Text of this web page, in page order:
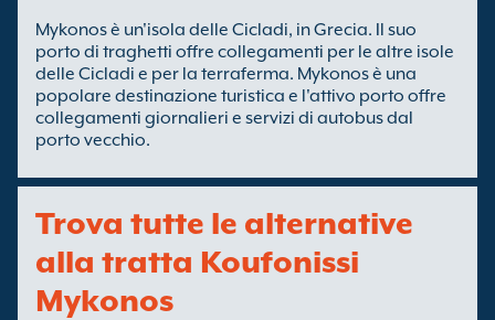
Mykonos è un'isola delle Cicladi, in Grecia. Il suo
porto di traghetti offre collegamenti per le altre isole
delle Cicladi e per la terraferma. Mykonos è una
popolare destinazione turistica e l'attivo porto offre
collegamenti giornalieri e servizi di autobus dal
porto vecchio.
Trova tutte le alternative
alla tratta Koufonissi
Mykonos